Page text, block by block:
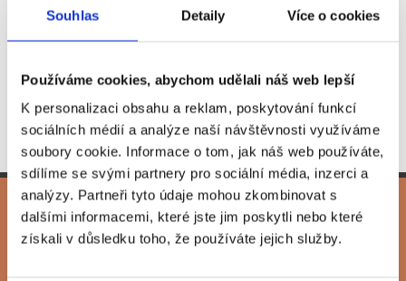
Souhlas Detaily Více o cookies
Používáme cookies, abychom udělali náš web lepší
K personalizaci obsahu a reklam, poskytování funkcí
sociálních médií a analýze naší návštěvnosti využíváme
soubory cookie. Informace o tom, jak náš web používáte,
sdílíme se svými partnery pro sociální média, inzerci a
analýzy. Partneři tyto údaje mohou zkombinovat s
dalšími informacemi, které jste jim poskytli nebo které
získali v důsledku toho, že používáte jejich služby.
Nezařazené
TIpy a triky